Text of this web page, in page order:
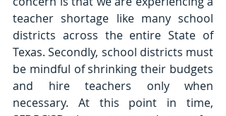
teacher shortage like many school
districts across the entire State of
Texas. Secondly, school districts must
be mindful of shrinking their budgets
and hire teachers only when
necessary. At this point in time,